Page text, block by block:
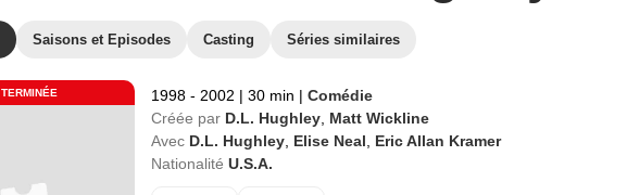
Saisons et Episodes Casting Séries similaires
TERMINÉE 1998 - 2002 | 30 min | Comédie
Créée par D.L. Hughley Matt Wickline
Avec D.L. Hughley Elise Neal
Eric Allan Kramer
Nationalité U.S.A.